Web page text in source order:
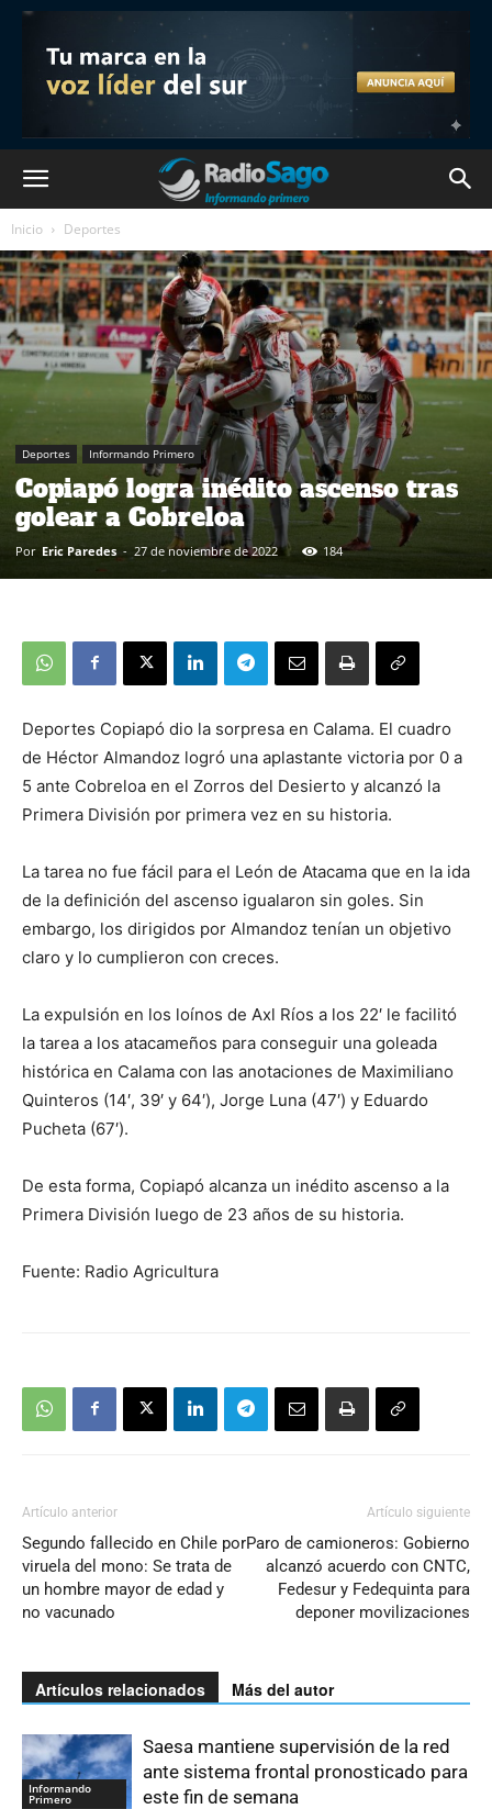
Inicio Deportes
Deportes Informando Primero
Copiapó logra inédito ascenso tras
golear a Cobreloa
Por Eric Paredes - 27 de noviembre de 2022 184
Deportes Copiapó dio la sorpresa en Calama. El cuadro
de Héctor Almandoz logró una aplastante victoria por 0 a
5 ante Cobreloa en el Zorros del Desierto y alcanzó la
Primera División por primera vez en su historia.
La tarea no fue fácil para el León de Atacama que en la ida
de la definición del ascenso igualaron sin goles. Sin
embargo, los dirigidos por Almandoz tenían un objetivo
claro y lo cumplieron con creces.
La expulsión en los loínos de Axl Ríos a los 22′ le facilitó
la tarea a los atacameños para conseguir una goleada
histórica en Calama con las anotaciones de Maximiliano
Quinteros (14′, 39′ y 64′), Jorge Luna (47′) y Eduardo
Pucheta (67′).
De esta forma, Copiapó alcanza un inédito ascenso a la
Primera División luego de 23 años de su historia.
Fuente: Radio Agricultura
Artículo anterior
Segundo fallecido en Chile por
viruela del mono: Se trata de
un hombre mayor de edad y
no vacunado
Artículo siguiente
Paro de camioneros: Gobierno
alcanzó acuerdo con CNTC,
Fedesur y Fedequinta para
deponer movilizaciones
Artículos relacionados Más del autor
Informando
Primero
Saesa mantiene supervisión de la red
ante sistema frontal pronosticado para
este fin de semana